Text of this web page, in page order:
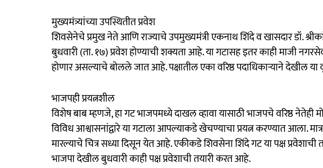
मुख्यमंत्र्यांच्या उपस्थितीत प्रवेश
शिवसेनेचे प्रमुख नेते आणि राज्याचे उपमुख्यमंत्री एकनाथ शिंदे व खासदार डॉ.
बुधवारी (ता. १७) प्रवेश होण्याची शक्यता आहे. या गटासह इतर काही माजी
होणार असल्याचे बोलले जात आहे. पक्षातील एका वरिष्ठ पदाधिकाऱ्याने देखील
भाजपही प्रयत्नशील
विशेष बाब म्हणजे, हा गट भाजपमध्ये दाखल व्हावा यासाठी भाजपचे वरिष्ठ नेतेही
विविध आश्वासनांद्वारे या गटाला आपल्याकडे खेचण्याचा प्रयत्न करण्यात आला.
मारल्याचे चित्र सध्या दिसून येत आहे. एकीकडे शिवसेना शिंदे गट या पक्ष
भाजपा देखील बुधवारी काही पक्ष प्रवेशाची तयारी करत आहे.